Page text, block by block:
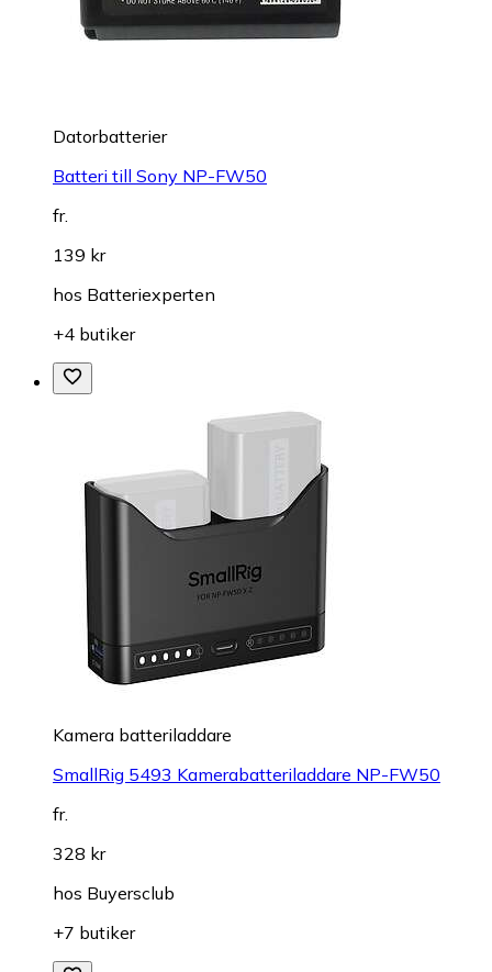
Datorbatterier
Batteri till Sony NP-FW50
fr.
139 kr
hos Batteriexperten
+4 butiker
Kamera batteriladdare
SmallRig 5493 Kamerabatteriladdare NP-FW50
fr.
328 kr
hos Buyersclub
+7 butiker